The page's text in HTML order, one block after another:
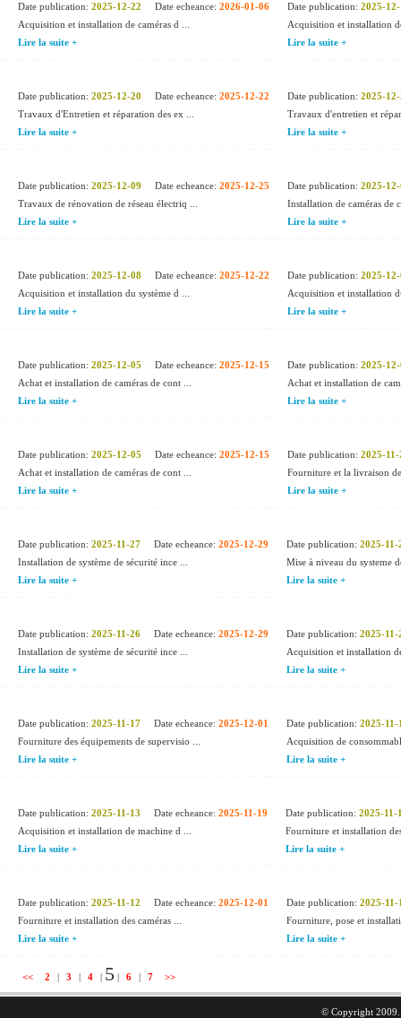
Date publication: 2025-12-22 Date echeance: 2026-01-06
Acquisition et installation de caméras d ...
Lire la suite +
Date publication: 2025-
Acquisition et installation
Lire la suite +
Date publication: 2025-12-20 Date echeance: 2025-12-22
Travaux d'Entretien et réparation des ex ...
Lire la suite +
Date publication: 2025-
Travaux d'entretien et
Lire la suite +
Date publication: 2025-12-09 Date echeance: 2025-12-25
Travaux de rénovation de réseau électriq ...
Lire la suite +
Date publication: 2025-
Installation de caméras de
Lire la suite +
Date publication: 2025-12-08 Date echeance: 2025-12-22
Acquisition et installation du système d ...
Lire la suite +
Date publication: 2025-
Acquisition et installation
Lire la suite +
Date publication: 2025-12-05 Date echeance: 2025-12-15
Achat et installation de caméras de cont ...
Lire la suite +
Date publication: 2025-
Achat et installation de
Lire la suite +
Date publication: 2025-12-05 Date echeance: 2025-12-15
Achat et installation de caméras de cont ...
Lire la suite +
Date publication: 2025-11-
Fourniture et la livraison
Lire la suite +
Date publication: 2025-11-27 Date echeance: 2025-12-29
Installation de système de sécurité ince ...
Lire la suite +
Date publication: 2025-11-
Mise à niveau du systeme
Lire la suite +
Date publication: 2025-11-26 Date echeance: 2025-12-29
Installation de système de sécurité ince ...
Lire la suite +
Date publication: 2025-11-
Acquisition et installation
Lire la suite +
Date publication: 2025-11-17 Date echeance: 2025-12-01
Fourniture des équipements de supervisio ...
Lire la suite +
Date publication: 2025-11-
Acquisition de
Lire la suite +
Date publication: 2025-11-13 Date echeance: 2025-11-19
Acquisition et installation de machine d ...
Lire la suite +
Date publication: 2025-11-
Fourniture et installation
Lire la suite +
Date publication: 2025-11-12 Date echeance: 2025-12-01
Fourniture et installation des caméras ...
Lire la suite +
Date publication: 2025-11-
Fourniture, pose et
Lire la suite +
<< 2 | 3 | 4 | 5 | 6 | 7 >>
© Copyright 2009.